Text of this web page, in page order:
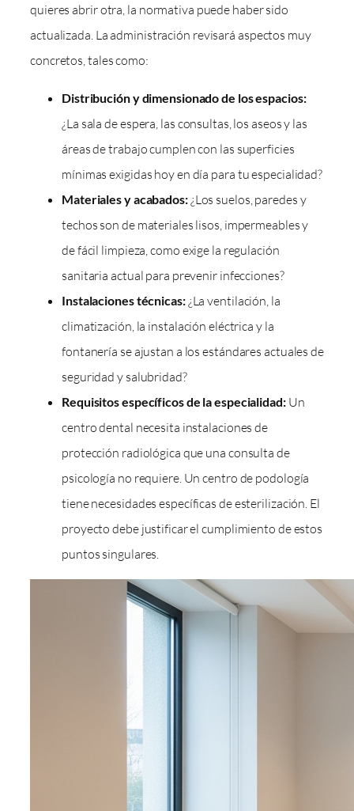
quieres abrir otra, la normativa puede haber sido
actualizada. La administración revisará aspectos muy
concretos, tales como:
Distribución y dimensionado de los espacios:
¿La sala de espera, las consultas, los aseos y las
áreas de trabajo cumplen con las superficies
mínimas exigidas hoy en día para tu especialidad?
Materiales y acabados:¿Los suelos, paredes y
techos son de materiales lisos, impermeables y
de fácil limpieza, como exige la regulación
sanitaria actual para prevenir infecciones?
Instalaciones técnicas:¿La ventilación, la
climatización, la instalación eléctrica y la
fontanería se ajustan a los estándares actuales de
seguridad y salubridad?
Requisitos específicos de la especialidad:Un
centro dental necesita instalaciones de
protección radiológica que una consulta de
psicología no requiere. Un centro de podología
tiene necesidades específicas de esterilización. El
proyecto debe justificar el cumplimiento de estos
puntos singulares.